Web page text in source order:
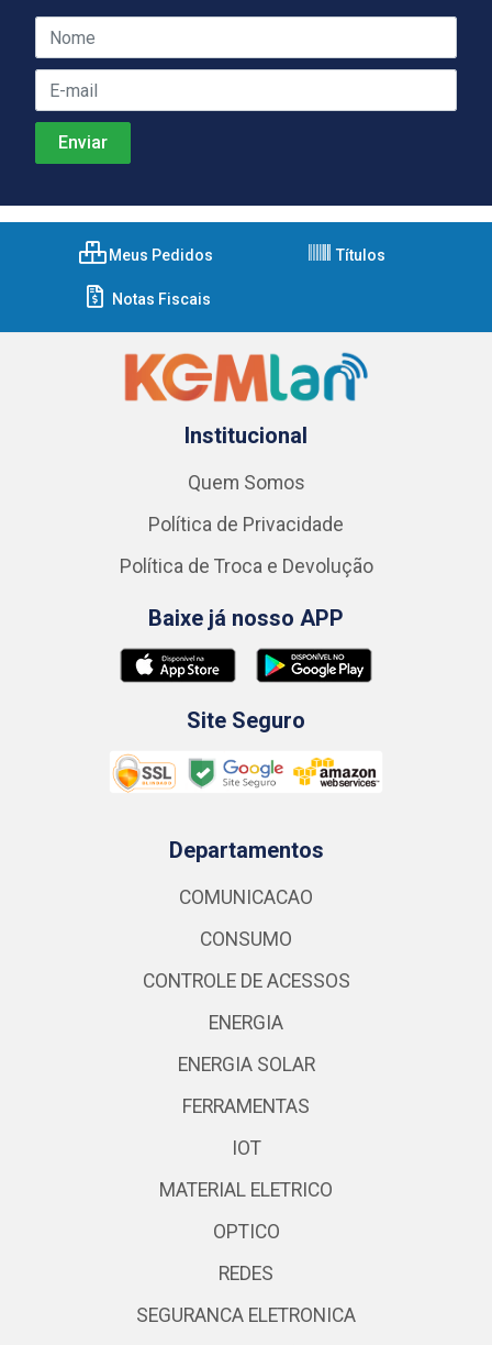
Meus Pedidos Títulos
Notas Fiscais
Institucional
Quem Somos
Política de Privacidade
Política de Troca e Devolução
Baixe já nosso APP
Site Seguro
Departamentos
COMUNICACAO
CONSUMO
CONTROLE DE ACESSOS
ENERGIA
ENERGIA SOLAR
FERRAMENTAS
IOT
MATERIAL ELETRICO
OPTICO
REDES
SEGURANCA ELETRONICA